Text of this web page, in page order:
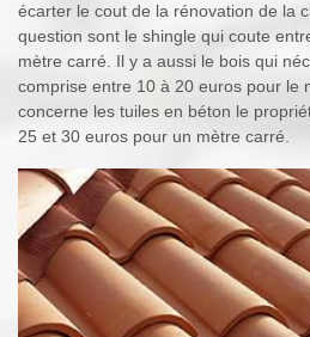
écarter le cout de la rénovation de la
question sont le shingle qui coute
mètre carré. Il y a aussi le bois qui
comprise entre 10 à 20 euros pour le
concerne les tuiles en béton le
25 et 30 euros pour un mètre carré.